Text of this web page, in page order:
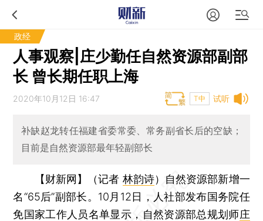
政经
人事观察|庄少勤任自然资源部副部
长 曾长期任职上海
试听
2020年10月12日 16:47 T中
补缺赵龙转任福建省委常委、常务副省长后的空缺；
目前是自然资源部最年轻副部长
【财新网】（记者 林韵诗） 自然资源部新增一
名“65后”副部长。10月12日，人社部发布国务院任
免国家工作人员名单显示，自然资源部总规划师庄